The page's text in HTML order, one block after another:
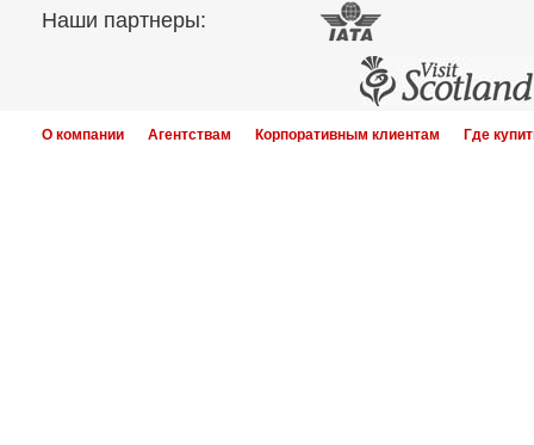
Наши партнеры:
О компании Агентствам Корпоративным клиентам Где